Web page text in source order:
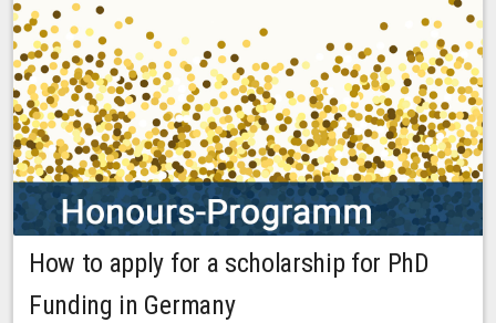
How to apply for a scholarship for PhD
Funding in Germany